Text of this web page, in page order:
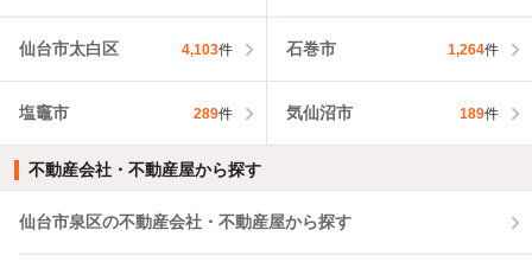
仙台市太白区 4,103件 石巻市 1,264件
塩竈市 289件 気仙沼市 189件
不動産会社・不動産屋から探す
仙台市泉区の不動産会社・不動産屋から探す